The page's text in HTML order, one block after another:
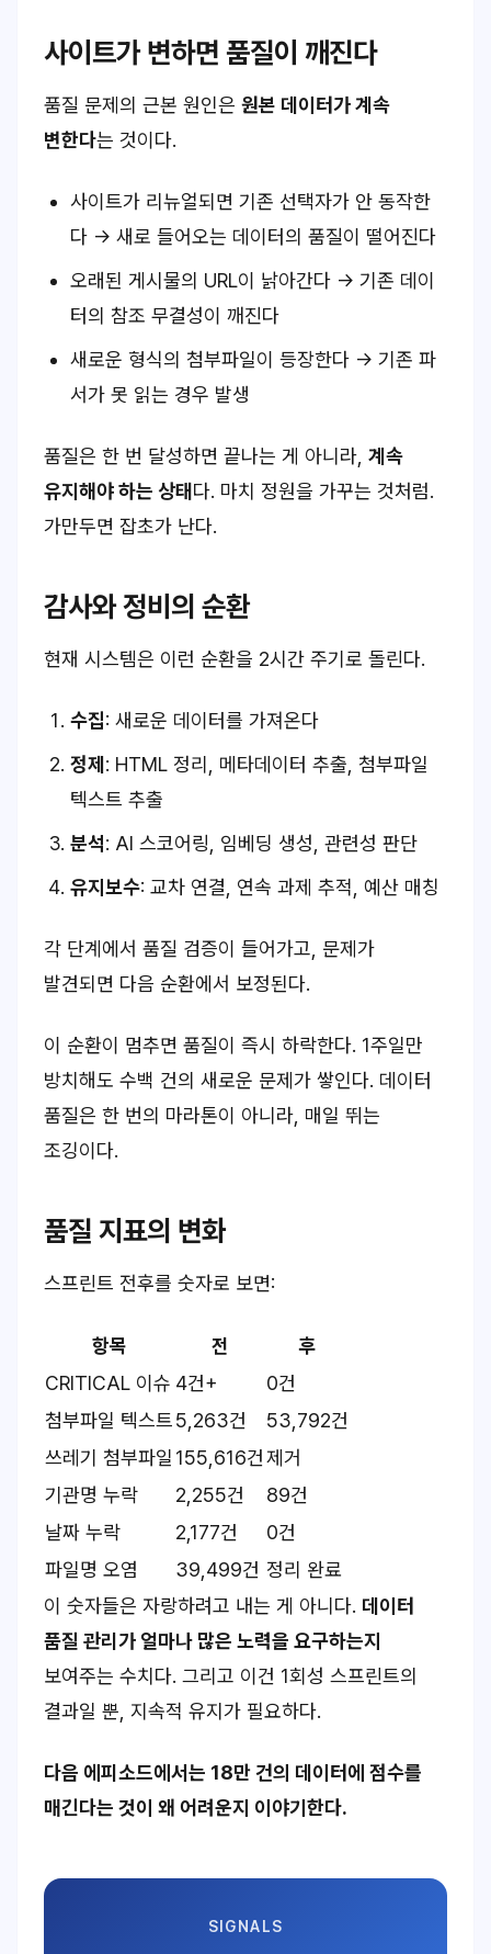
사이트가 변하면 품질이 깨진다
품질 문제의 근본 원인은 원본 데이터가 계속
변한다는 것이다.
사이트가 리뉴얼되면 기존 선택자가 안 동작한
다 → 새로 들어오는 데이터의 품질이 떨어진다
오래된 게시물의 URL이 낡아간다 → 기존 데이
터의 참조 무결성이 깨진다
새로운 형식의 첨부파일이 등장한다 → 기존 파
서가 못 읽는 경우 발생
품질은 한 번 달성하면 끝나는 게 아니라, 계속
유지해야 하는 상태 다. 마치 정원을 가꾸는 것처럼.
가만두면 잡초가 난다.
감사와 정비의 순환
현재 시스템은 이런 순환을 2시간 주기로 돌린다.
수집: 새로운 데이터를 가져온다
정제 : HTML 정리, 메타데이터 추출, 첨부파일
텍스트 추출
분석: AI 스코어링, 임베딩 생성, 관련성 판단
유지보수: 교차 연결, 연속 과제 추적, 예산 매칭
각 단계에서 품질 검증이 들어가고, 문제가
발견되면 다음 순환에서 보정된다.
이 순환이 멈추면 품질이 즉시 하락한다. 1주일만
방치해도 수백 건의 새로운 문제가 쌓인다. 데이터
품질은 한 번의 마라톤이 아니라, 매일 뛰는
조깅이다.
품질 지표의 변화
스프린트 전후를 숫자로 보면:
항목 전
후
CRITICAL 이슈 4건+
0건
첨부파일 텍스트5,263건
53,792건
쓰레기 첨부파일 155,616건제거
기관명 누락
2,255건
89건
날짜 누락
2,177건
0건
파일명 오염
39,499건 정리 완료
이 숫자들은 자랑하려고 내는 게 아니다. 데이터
품질 관리가 얼마나 많은 노력을 요구하는지
보여주는 수치다. 그리고 이건 1회성 스프린트의
결과일 뿐, 지속적 유지가 필요하다.
다음 에피소드에서는 18만 건의 데이터에 점수를
매긴다는 것이 왜 어려운지 이야기한다.
SIGNALS